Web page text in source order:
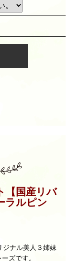
【国産リバ
ラルピン
ジナル美人３姉妹
ズです。